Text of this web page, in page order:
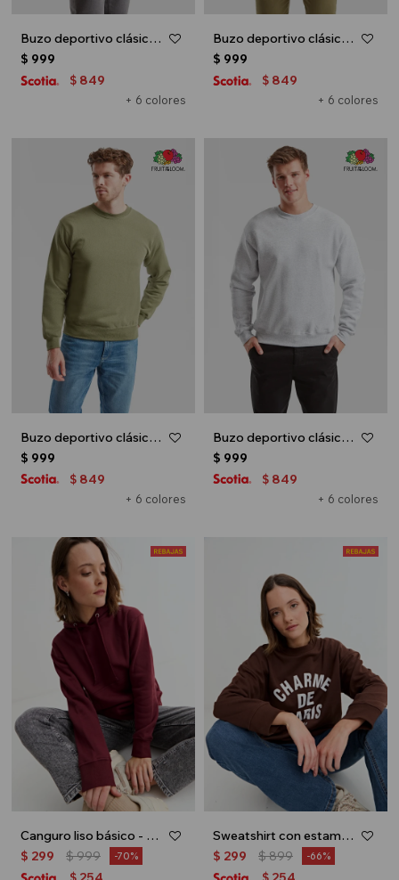
Buzo deportivo clásico escote redondo - UNISEX - Blanco
+ 6 colores
$ 999
$ 849
Buzo deportivo clásico escote redondo - UNISEX - Negro
+ 6 colores
$ 999
$ 849
Buzo deportivo clásico escote redondo - UNISEX - Verde oliva
+ 6 colores
$ 999
$ 849
Buzo deportivo clásico escote redondo - UNISEX - Gris melange claro
+ 6 colores
$ 999
$ 849
Canguro liso básico - Bordo
$ 299 $999 70
Sweatshirt con estampa Charme de Paris - Marron
$ 299 $899 66